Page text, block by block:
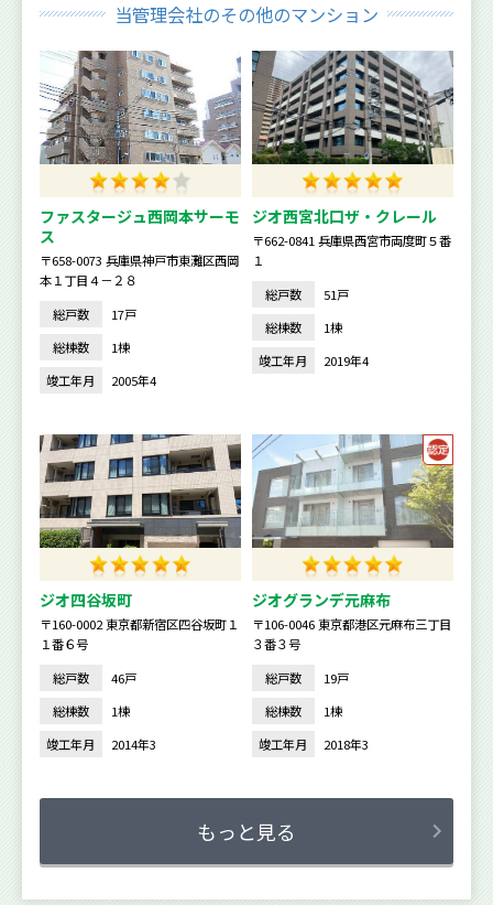
当管理会社のその他のマンション
ファスタージュ西岡本サーモ
ス
〒658-0073 兵庫県神戸市東灘区西岡
本１丁目４－２８
総戸数
17戸
総棟数
1棟
竣工年月
2005年4
ジオ西宮北口ザ・クレール
〒662-0841 兵庫県西宮市両度町５番
１
総戸数
51戸
総棟数
1棟
竣工年月
2019年4
ジオ四谷坂町
〒160-0002 東京都新宿区四谷坂町１
１番６号
総戸数
46戸
総棟数
1棟
竣工年月
2014年3
ジオグランデ元麻布
〒106-0046 東京都港区元麻布三丁目
３番３号
総戸数
19戸
総棟数
1棟
竣工年月
2018年3
もっと見る